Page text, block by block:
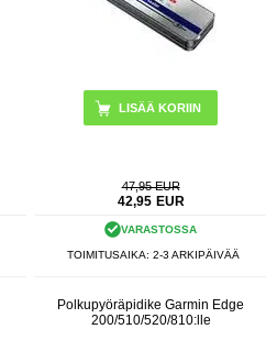
47,95 EUR
42,95 EUR
VARASTOSSA
TOIMITUSAIKA: 2-3 ARKIPÄIVÄÄ
Polkupyöräpidike Garmin Edge
200/510/520/810:lle